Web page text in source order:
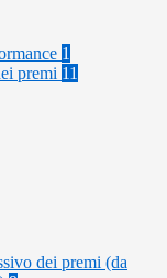
1
premi 11
dei premi (da